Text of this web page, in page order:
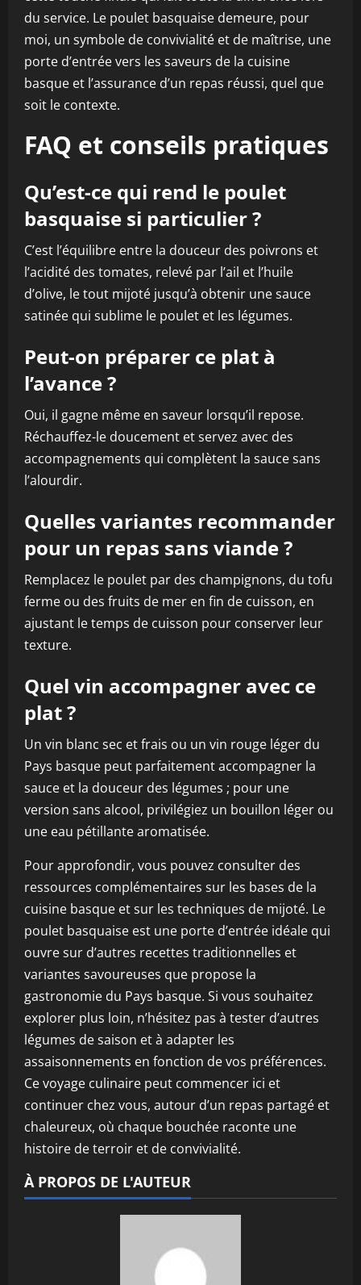
du service. Le poulet basquaise demeure, pour
moi, un symbole de convivialité et de maîtrise, une
porte d’entrée vers les saveurs de la cuisine
basque et l’assurance d’un repas réussi, quel que
soit le contexte.
FAQ et conseils pratiques
Qu’est-ce qui rend le poulet
basquaise si particulier ?
C’est l’équilibre entre la douceur des poivrons et
l’acidité des tomates, relevé par l’ail et l’huile
d’olive, le tout mijoté jusqu’à obtenir une sauce
satinée qui sublime le poulet et les légumes.
Peut-on préparer ce plat à
l’avance ?
Oui, il gagne même en saveur lorsqu’il repose.
Réchauffez-le doucement et servez avec des
accompagnements qui complètent la sauce sans
l’alourdir.
Quelles variantes recommander
pour un repas sans viande ?
Remplacez le poulet par des champignons, du tofu
ferme ou des fruits de mer en fin de cuisson, en
ajustant le temps de cuisson pour conserver leur
texture.
Quel vin accompagner avec ce
plat ?
Un vin blanc sec et frais ou un vin rouge léger du
Pays basque peut parfaitement accompagner la
sauce et la douceur des légumes ; pour une
version sans alcool, privilégiez un bouillon léger ou
une eau pétillante aromatisée.
Pour approfondir, vous pouvez consulter des
ressources complémentaires sur les bases de la
cuisine basque et sur les techniques de mijoté. Le
poulet basquaise est une porte d’entrée idéale qui
ouvre sur d’autres recettes traditionnelles et
variantes savoureuses que propose la
gastronomie du Pays basque. Si vous souhaitez
explorer plus loin, n’hésitez pas à tester d’autres
légumes de saison et à adapter les
assaisonnements en fonction de vos préférences.
Ce voyage culinaire peut commencer ici et
continuer chez vous, autour d’un repas partagé et
chaleureux, où chaque bouchée raconte une
histoire de terroir et de convivialité.
À PROPOS DE L'AUTEUR